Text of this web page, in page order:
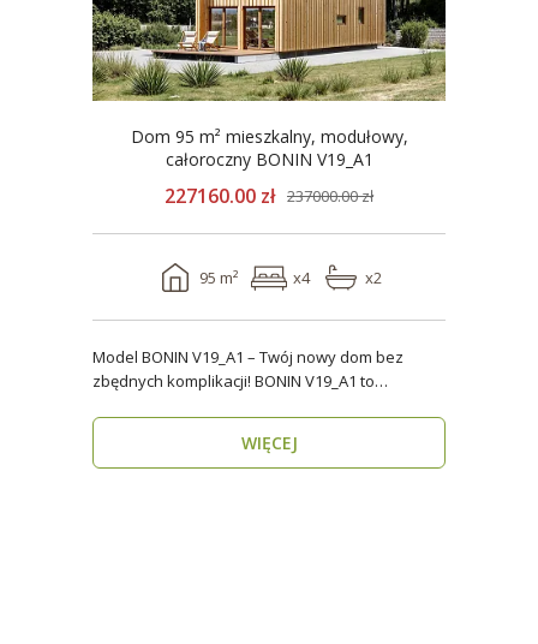
Dom 95 m² mieszkalny, modułowy,
całoroczny BONIN V19_A1
227160.00 zł 237000.00 zł
95 m² x4 x2
Model BONIN V19_A1 – Twój nowy dom bez
zbędnych komplikacji! BONIN V19_A1 to
WIĘCEJ